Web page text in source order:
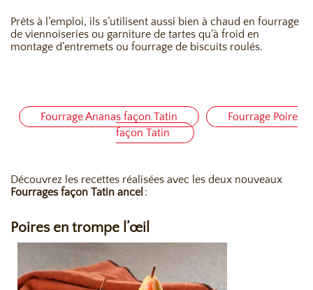
Prêts à l’emploi, ils s’utilisent aussi bien à chaud en fourrage
de viennoiseries ou garniture de tartes qu’à froid en
montage d’entremets ou fourrage de biscuits roulés.
Fourrage Ananas façon Tatin
Fourrage Poire
façon Tatin
Découvrez les recettes réalisées avec les deux nouveaux
Fourrages façon Tatin ancel :
Poires en trompe l’œil